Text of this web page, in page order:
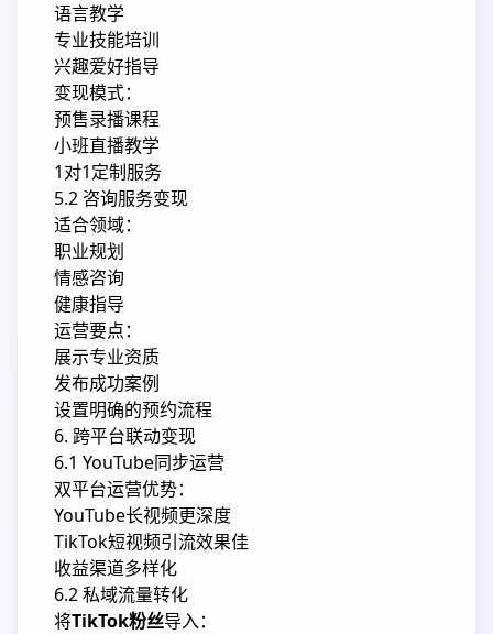
语言教学
专业技能培训
兴趣爱好指导
变现模式：
预售录播课程
小班直播教学
1对1定制服务
5.2 咨询服务变现
适合领域：
职业规划
情感咨询
健康指导
运营要点：
展示专业资质
发布成功案例
设置明确的预约流程
6. 跨平台联动变现
6.1 YouTube同步运营
双平台运营优势：
YouTube长视频更深度
TikTok短视频引流效果佳
收益渠道多样化
6.2 私域流量转化
将TikTok粉丝导入：